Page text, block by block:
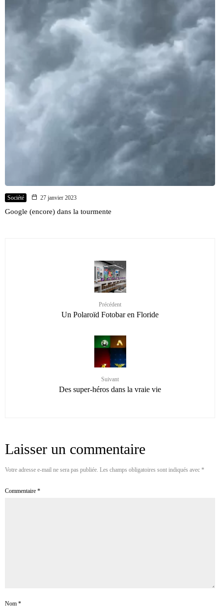
Société 27 janvier 2023
Google (encore) dans la tourmente
Précédent
Un Polaroïd Fotobar en Floride
Suivant
Des super-héros dans la vraie vie
Laisser un commentaire
Votre adresse e-mail ne sera pas publiée. Les champs obligatoires sont indiqués avec *
Commentaire *
Nom *